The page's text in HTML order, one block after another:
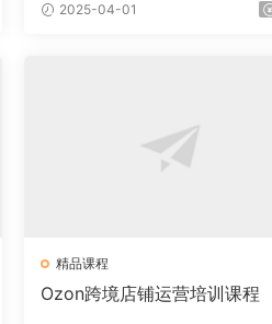
2025-04-01
精品课程
Ozon跨境店铺运营培训课程